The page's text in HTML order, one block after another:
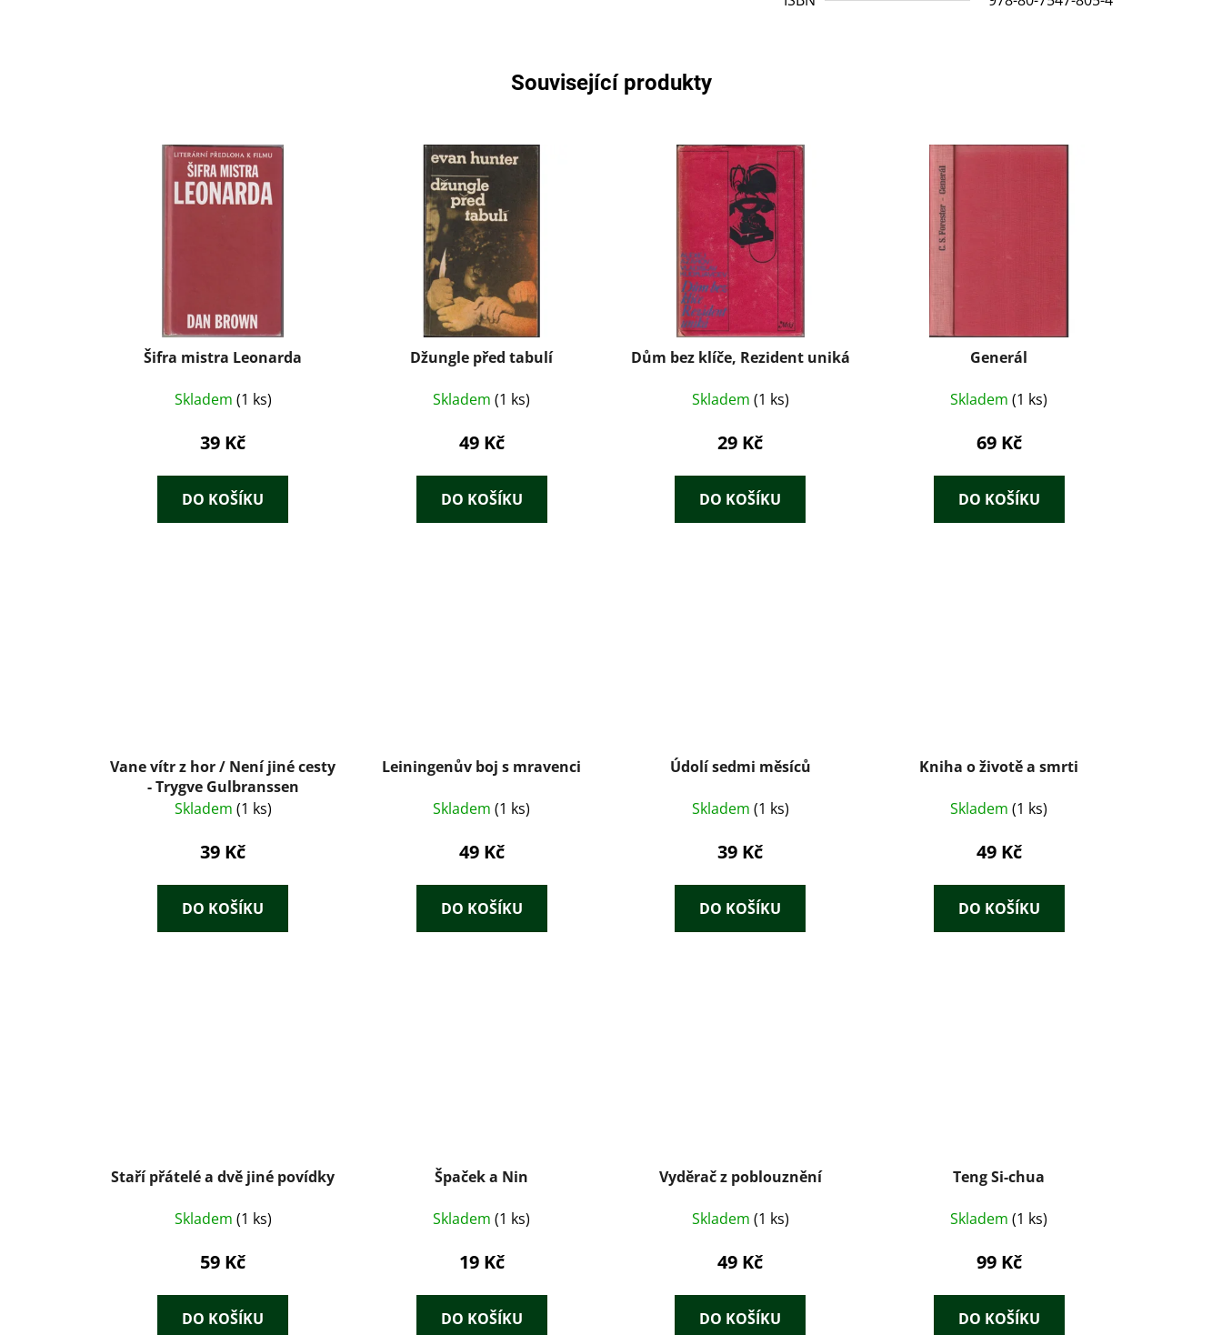
Související produkty
Šifra mistra Leonarda
Skladem (1 ks)
39 Kč
DO KOŠÍKU
Džungle před tabulí
Skladem(1 ks)
49 Kč
DO KOŠÍKU
Dům bez klíče, Rezident uniká
Skladem (1 ks)
29 Kč
DO KOŠÍKU
Generál
Skladem(1 ks)
69 Kč
DO KOŠÍKU
Vane vítr z hor / Není jiné cesty
- Trygve Gulbranssen
Skladem (1 ks)
39 Kč
DO KOŠÍKU
Leiningenův boj s mravenci
Skladem(1 ks)
49 Kč
DO KOŠÍKU
Údolí sedmi měsíců
Skladem (1 ks)
39 Kč
DO KOŠÍKU
Kniha o životě a smrti
Skladem(1 ks)
49 Kč
DO KOŠÍKU
Staří přátelé a dvě jiné povídky
Skladem (1 ks)
59 Kč
DO KOŠÍKU
Špaček a Nin
Skladem(1 ks)
19 Kč
DO KOŠÍKU
Vyděrač z poblouznění
Skladem (1 ks)
49 Kč
DO KOŠÍKU
Teng Si-chua
Skladem(1 ks)
99 Kč
DO KOŠÍKU